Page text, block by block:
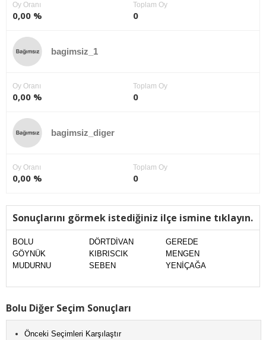
Oy Oranı
0,00 %
Toplam Oy
0
bagimsiz_1
Oy Oranı
0,00 %
Toplam Oy
0
bagimsiz_diger
Oy Oranı
0,00 %
Toplam Oy
0
Sonuçlarını görmek istediğiniz ilçe ismine tıklayın.
BOLU DÖRTDİVAN
GEREDE
GÖYNÜK
KIBRISCIK
MENGEN
MUDURNU
SEBEN YENİÇAĞA
Bolu Diğer Seçim Sonuçları
Önceki Seçimleri Karşılaştır